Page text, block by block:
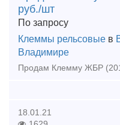
руб./шт
По запросу
Клеммы рельсовые в
Владимире
18.01.21